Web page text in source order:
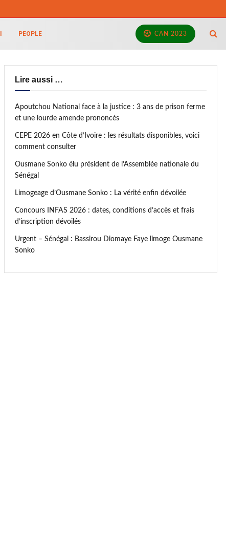
PEOPLE CAN 2023
Lire aussi …
Apoutchou National face à la justice : 3 ans de prison ferme
et une lourde amende prononcés
CEPE 2026 en Côte d’Ivoire : les résultats disponibles, voici
comment consulter
Ousmane Sonko élu président de l’Assemblée nationale du
Sénégal
Limogeage d’Ousmane Sonko : La vérité enfin dévoilée
Concours INFAS 2026 : dates, conditions d’accès et frais
d’inscription dévoilés
Urgent – Sénégal : Bassirou Diomaye Faye limoge Ousmane
Sonko